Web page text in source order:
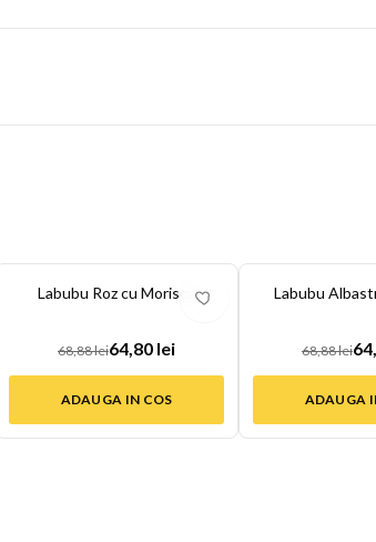
Labubu Roz cu Morisca
68,88 lei64,80 lei
ADAUGA IN COS
Labubu
68,88 lei
ADAUGA